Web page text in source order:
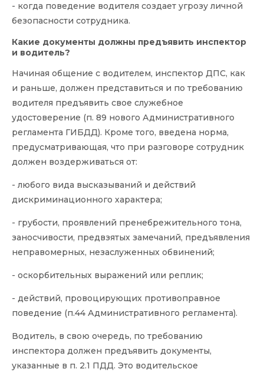
- когда поведение водителя создает угрозу личной
безопасности сотрудника.
Какие документы должны предъявить инспектор
и водитель?
Начиная общение с водителем, инспектор ДПС, как
и раньше, должен представиться и по требованию
водителя предъявить свое служебное
удостоверение (п. 89 нового Административного
регламента ГИБДД). Кроме того, введена норма,
предусматривающая, что при разговоре сотрудник
должен воздерживаться от:
- любого вида высказываний и действий
дискриминационного характера;
- грубости, проявлений пренебрежительного тона,
заносчивости, предвзятых замечаний, предъявления
неправомерных, незаслуженных обвинений;
- оскорбительных выражений или реплик;
- действий, провоцирующих противоправное
поведение (п.44 Административного регламента).
Водитель, в свою очередь, по требованию
инспектора должен предъявить документы,
указанные в п. 2.1 ПДД. Это водительское